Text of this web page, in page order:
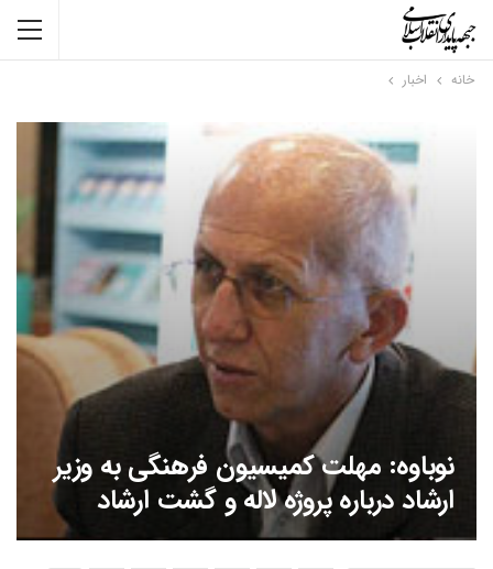
خانه اخبار
نوباوه: مهلت کمیسیون فرهنگی به وزیر
ارشاد درباره پروژه لاله و گشت ارشاد